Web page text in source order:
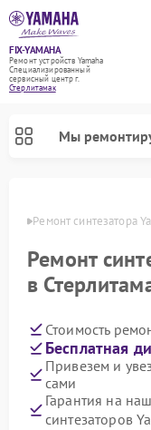
FIX-YAMAHA
Ремонт устройств Yamaha
Специализированный
cервисный центр г.
Стерлитамак
Мы
Ремонт синтезатора
Ремонт
в
Стоимость
Бесплатная
Привезем и
сами
Гарантия на
синтезаторов